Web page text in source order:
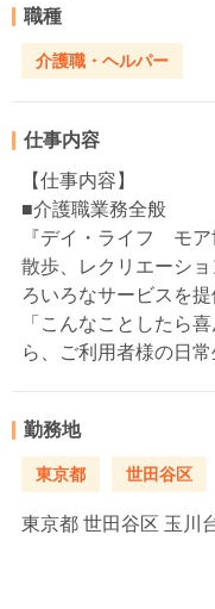
職種
介護職・ヘルパー
仕事内容
【仕事内容】
■介護職業務全般
『デイ・ライフ モア
散歩、レクリエーシ
ろいろなサービスを提
「こんなことしたら
ら、ご利用者様の日
勤務地
東京都 世田谷区
東京都 世田谷区 玉川